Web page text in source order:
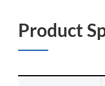
Product